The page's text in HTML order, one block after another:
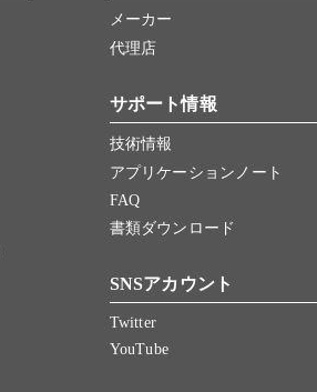
メーカー
代理店
サポート情報
技術情報
アプリケーションノート
FAQ
書類ダウンロード
SNSアカウント
Twitter
YouTube